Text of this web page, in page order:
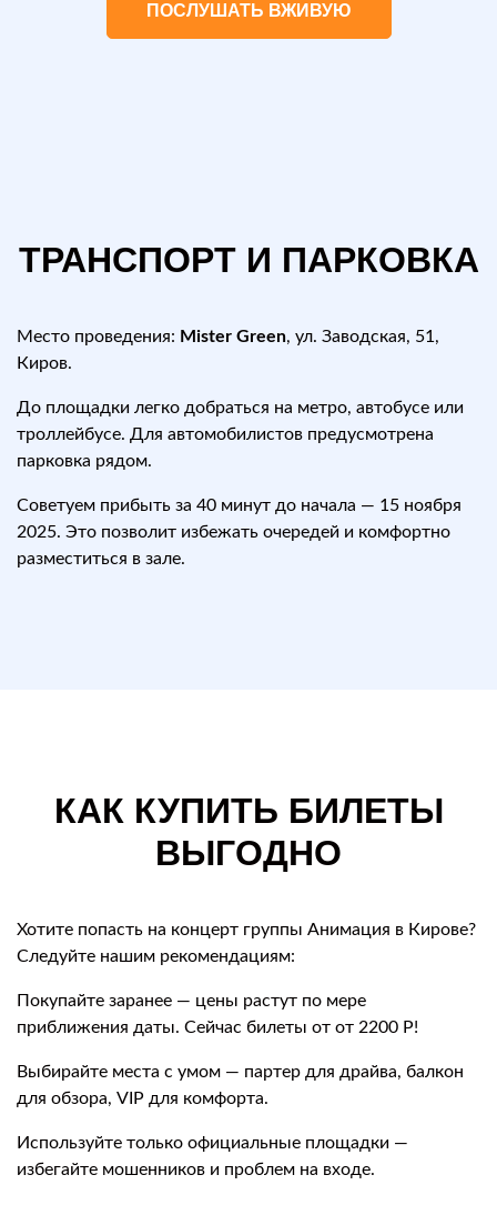
ПОСЛУШАТЬ ВЖИВУЮ
ТРАНСПОРТ И ПАРКОВКА
Место проведения: Mister Green, ул. Заводская, 51,
Киров.
До площадки легко добраться на метро, автобусе или
троллейбусе. Для автомобилистов предусмотрена
парковка рядом.
Советуем прибыть за 40 минут до начала — 15 ноября
2025. Это позволит избежать очередей и комфортно
разместиться в зале.
КАК КУПИТЬ БИЛЕТЫ
ВЫГОДНО
Хотите попасть на концерт группы Анимация в Кирове?
Следуйте нашим рекомендациям:
Покупайте заранее — цены растут по мере
приближения даты. Сейчас билеты от от 2200 Р!
Выбирайте места с умом — партер для драйва, балкон
для обзора, VIP для комфорта.
Используйте только официальные площадки —
избегайте мошенников и проблем на входе.